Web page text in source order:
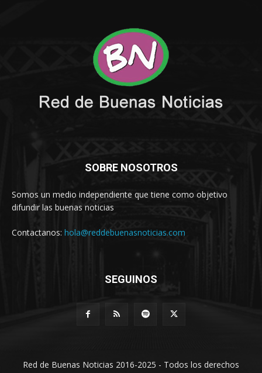
SOBRE NOSOTROS
Somos un medio independiente que tiene como objetivo
difundir las buenas noticias
Contactanos: hola@reddebuenasnoticias.com
SEGUINOS
Red de Buenas Noticias 2016-2025 - Todos los derechos